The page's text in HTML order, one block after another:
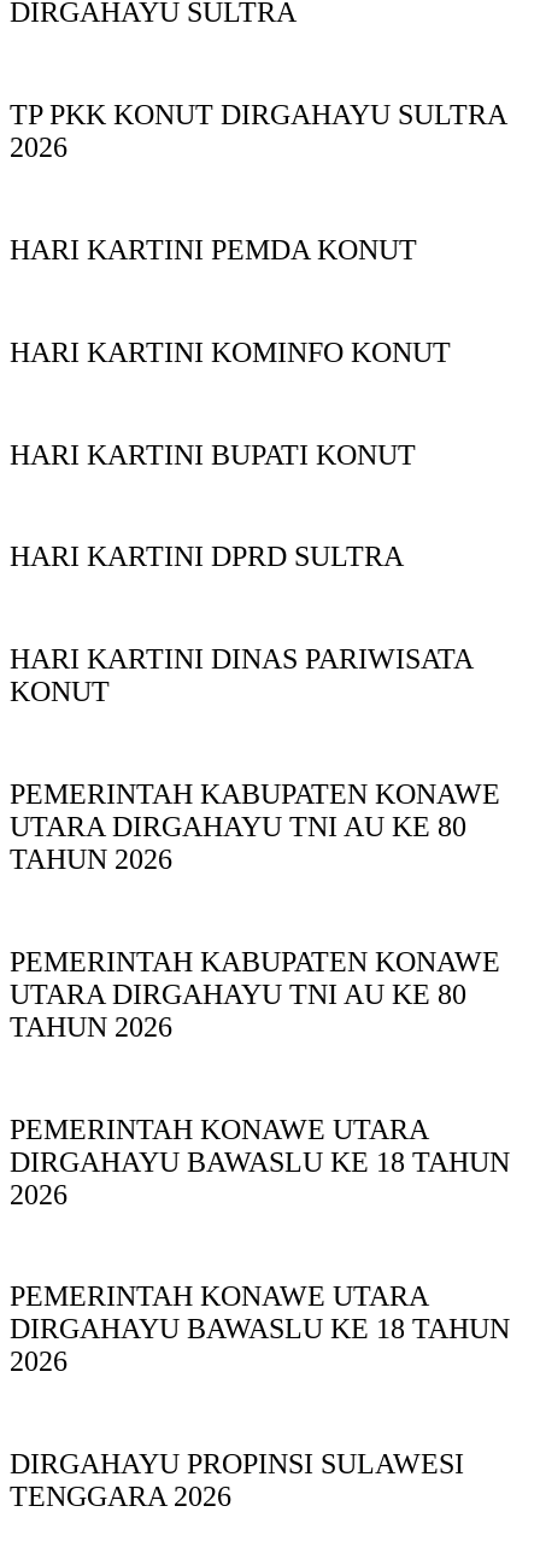
DIRGAHAYU SULTRA
TP PKK KONUT DIRGAHAYU SULTRA
2026
HARI KARTINI PEMDA KONUT
HARI KARTINI KOMINFO KONUT
HARI KARTINI BUPATI KONUT
HARI KARTINI DPRD SULTRA
HARI KARTINI DINAS PARIWISATA
KONUT
PEMERINTAH KABUPATEN KONAWE
UTARA DIRGAHAYU TNI AU KE 80
TAHUN 2026
PEMERINTAH KABUPATEN KONAWE
UTARA DIRGAHAYU TNI AU KE 80
TAHUN 2026
PEMERINTAH KONAWE UTARA
DIRGAHAYU BAWASLU KE 18 TAHUN
2026
PEMERINTAH KONAWE UTARA
DIRGAHAYU BAWASLU KE 18 TAHUN
2026
DIRGAHAYU PROPINSI SULAWESI
TENGGARA 2026